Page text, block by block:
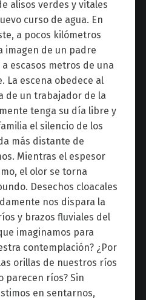
alisos verdes y vitales
curso de agua. En
a pocos kilómetros
imagen de un padre
escasos metros de una
La escena obedece al
de un trabajador de la
tenga su día libre y
el silencio de los
más distante de
Mientras el espesor
el olor se torna
Desechos cloacales
nos dispara la
y brazos fluviales del
imaginamos para
contemplación? ¿Por
orillas de nuestros ríos
parecen ríos? Sin
en sentarnos,